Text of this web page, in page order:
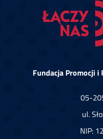
Fundacja Promocji i
05-
ul.
NIP: